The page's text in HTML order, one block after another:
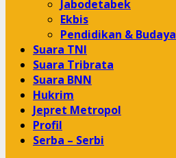
Jabodetabek
Ekbis
Pendidikan & Budaya
Suara TNI
Suara Tribrata
Suara BNN
Hukrim
Jepret Metropol
Profil
Serba – Serbi